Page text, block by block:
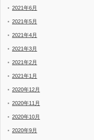
2021年6月
2021年5月
2021年4月
2021年3月
2021年2月
2021年1月
2020年12月
2020年11月
2020年10月
2020年9月